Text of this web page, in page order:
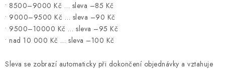
• 8500–9000 Kč … sleva –85 Kč
• 9000–9500 Kč … sleva –90 Kč
• 9500–10000 Kč … sleva –95 Kč
• nad 10 000 Kč … sleva –100 Kč
Sleva se zobrazí automaticky při dokončení objednávky a vztahuje